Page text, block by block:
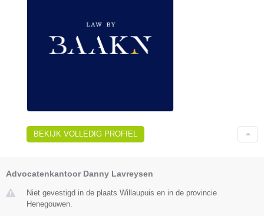
BEKIJK VOLLEDIG PROFIEL
Advocatenkantoor Danny Lavreysen
Niet gevestigd in de plaats Willaupuis en in de provincie
Henegouwen.